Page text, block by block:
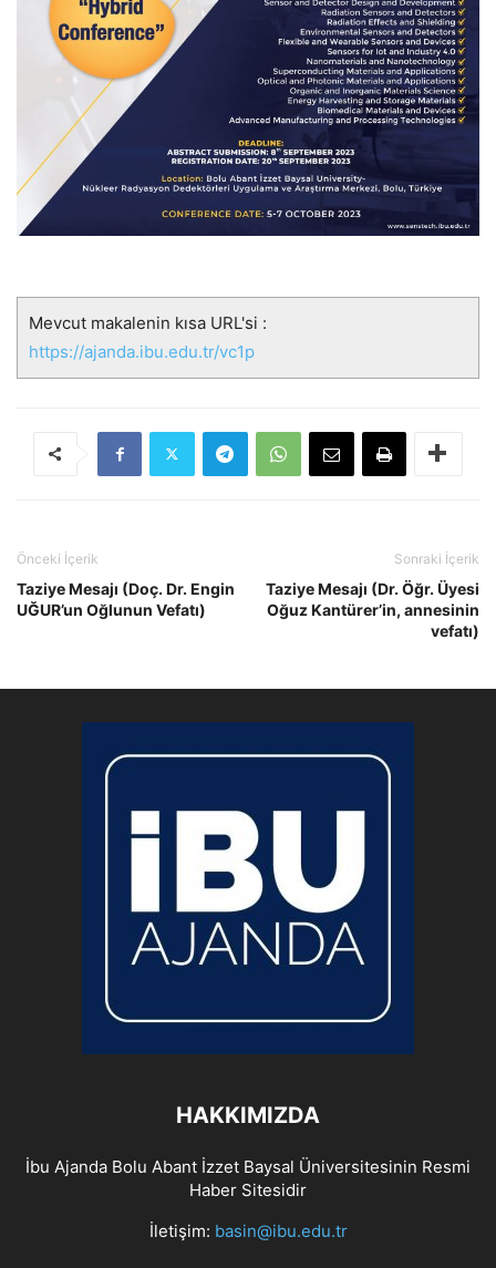
Mevcut makalenin kısa URL'si :
https://ajanda.ibu.edu.tr/vc1p
Önceki İçerik
Taziye Mesajı (Doç. Dr. Engin
UĞUR’un Oğlunun Vefatı)
Sonraki İçerik
Taziye Mesajı (Dr. Öğr. Üyesi
Oğuz Kantürer’in, annesinin
vefatı)
HAKKIMIZDA
İbu Ajanda Bolu Abant İzzet Baysal Üniversitesinin Resmi
Haber Sitesidir
İletişim: basin@ibu.edu.tr